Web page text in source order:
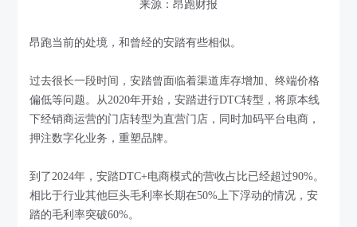
来源：昂跑财报
昂跑当前的处境，和曾经的安踏有些相似。
过去很长一段时间，安踏曾面临着渠道库存增加、终端价格
偏低等问题。从2020年开始，安踏进行DTC转型，将原本线
下经销商运营的门店转型为直营门店，同时加码平台电商，
押注数字化业务，重塑品牌。
到了2024年，安踏DTC+电商模式的营收占比已经超过90%。
相比于行业其他巨头毛利率长期在50%上下浮动的情况，安
踏的毛利率突破60%。